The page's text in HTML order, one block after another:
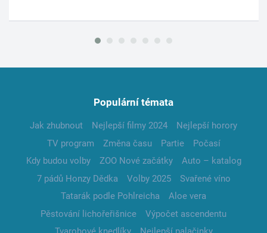
Populární témata
Jak zhubnout Nejlepší filmy 2024
Nejlepší horory
TV program
Změna času Partie
Počasí
Kdy budou volby
ZOO Nové začátky
Auto – katalog
7 pádů Honzy Dědka
Volby 2025
Svařené víno
Tatarák podle Pohlreicha
Aloe vera
Pěstování lichořeřišnice
Výpočet ascendentu